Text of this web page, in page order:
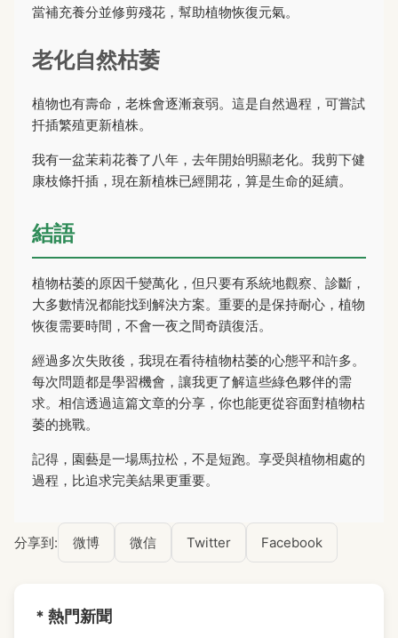
當補充養分並修剪殘花，幫助植物恢復元氣。
老化自然枯萎
植物也有壽命，老株會逐漸衰弱。這是自然過程，可嘗試
扦插繁殖更新植株。
我有一盆茉莉花養了八年，去年開始明顯老化。我剪下健
康枝條扦插，現在新植株已經開花，算是生命的延續。
結語
植物枯萎的原因千變萬化，但只要有系統地觀察、診斷，
大多數情況都能找到解決方案。重要的是保持耐心，植物
恢復需要時間，不會一夜之間奇蹟復活。
經過多次失敗後，我現在看待植物枯萎的心態平和許多。
每次問題都是學習機會，讓我更了解這些綠色夥伴的需
求。相信透過這篇文章的分享，你也能更從容面對植物枯
萎的挑戰。
記得，園藝是一場馬拉松，不是短跑。享受與植物相處的
過程，比追求完美結果更重要。
分享到: 微博 微信 Twitter Facebook
* 熱門新聞